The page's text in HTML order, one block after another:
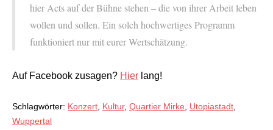
hier Acts auf der Bühne stehen – die von ihrer Arbeit leben
wollen und sollen. Ein solch hochwertiges Programm
funktioniert nur mit eurer Wertschätzung.
Auf Facebook zusagen? Hier lang!
Schlagwörter: Konzert Kultur, Quartier Mirke Utopiastadt
Wuppertal